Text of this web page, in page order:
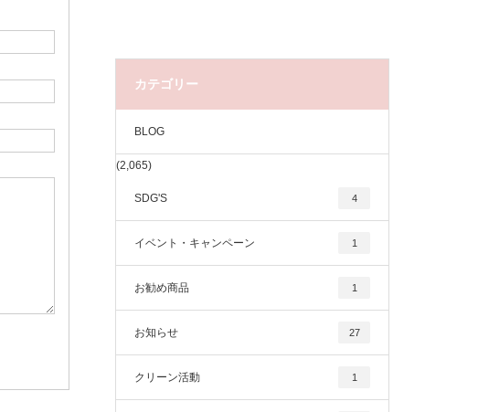
カテゴリー
BLOG
(2,065)
SDG'S 4
イベント・キャンペーン 1
お勧め商品 1
お知らせ 27
クリーン活動 1